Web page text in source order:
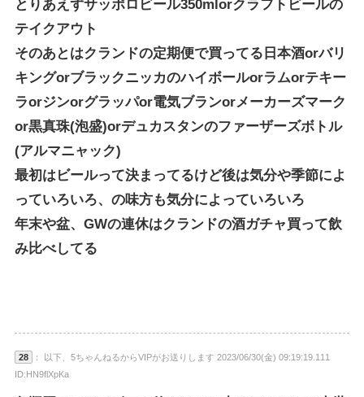
とりあえずサッポロビール350mlorクラフトビールの
テイクアウト
そのあとはクランドの定期便で買ってる日本酒orバリ
キングorブラックニッカのハイボールorラムorテキー
ラorジンorグラッパor電気ブランorメーカーズマーク
or黒真珠(泡盛)orデュカスタンのファーザーズボトル
(アルマニャック)
最初はビールって決まってるけど後は気分や季節によ
っていろいろ、の味方も気分によっていろいろ
年末や盆、GWの連休はクランドの酒ガチャ買って飲
み比べしてる
28
： 以下、5ちゃんねるからVIPがお送りします 2023/06/30(金) 09:19:19.111
ID:HN9flXpKa